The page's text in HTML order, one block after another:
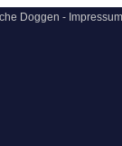
Doggen - Impressum